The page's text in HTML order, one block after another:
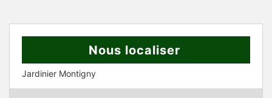
Nous localiser
Jardinier Montigny